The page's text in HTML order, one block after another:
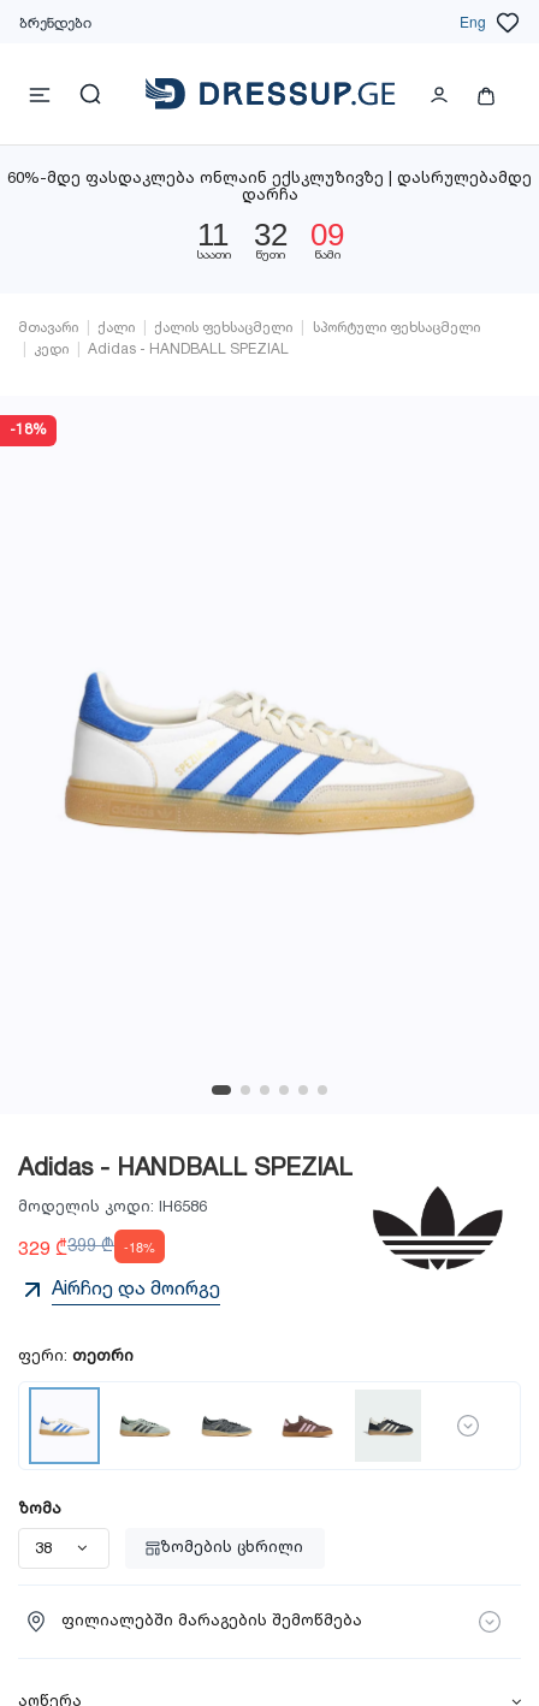
ბრენდები Eng
60%-მდე ფასდაკლება ონლაინ ექსკლუზივზე | დასრულებამდე
დარჩა
11
საათი
32
წუთი
09
წამი
მთავარი ქალი ქალის ფეხსაცმელი
სპორტული ფეხსაცმელი
კედი
Adidas - HANDBALL SPEZIAL
-18%
Adidas - HANDBALL SPEZIAL
მოდელის კოდი: IH6586
329 ₾399 ₾ -18%
Aiრჩიე და მოირგე
ფერი: თეთრი
ზომა
ზომების ცხრილი
ფილიალებში მარაგების შემოწმება
აღწერა